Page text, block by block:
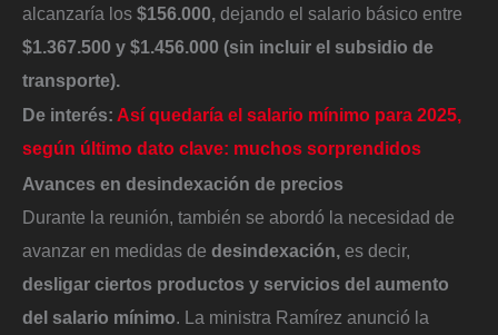
alcanzaría los $156.000, dejando el salario básico entre
$1.367.500 y $1.456.000 (sin incluir el subsidio de
transporte).
De interés: Así quedaría el salario mínimo para 2025,
según último dato clave: muchos sorprendidos
Avances en desindexación de precios
Durante la reunión, también se abordó la necesidad de
avanzar en medidas de desindexación, es decir,
desligar ciertos productos y servicios del aumento
del salario mínimo. La ministra Ramírez anunció la